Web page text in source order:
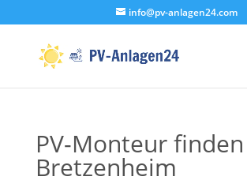
info@pv-anlagen24.com
PV-Monteur
Bretzenheim